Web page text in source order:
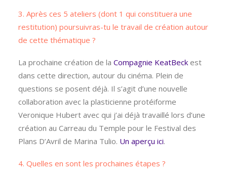
3. Après ces 5 ateliers (dont 1 qui constituera une
restitution) poursuivras-tu le travail de création autour
de cette thématique ?
La prochaine création de la Compagnie KeatBeck est
dans cette direction, autour du cinéma. Plein de
questions se posent déjà. Il s’agit d’une nouvelle
collaboration avec la plasticienne protéiforme
Veronique Hubert avec qui j’ai déjà travaillé lors d’une
création au Carreau du Temple pour le Festival des
Plans D’Avril de Marina Tulio. Un aperçu ici.
4. Quelles en sont les prochaines étapes ?